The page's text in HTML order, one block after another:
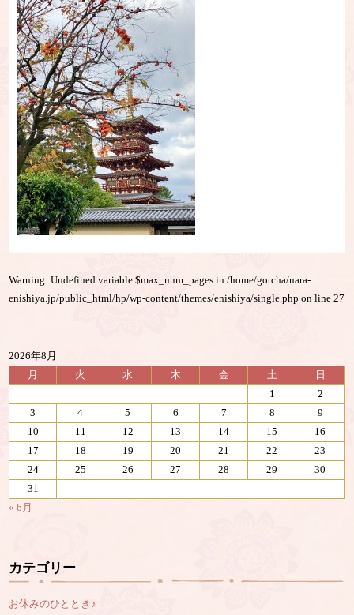
Warning: Undefined variable $max_num_pages in/home/gotcha/nara-
enishiya.jp/public_html/hp/wp-content/themes/enishiya/single.php on line27
2026年8月
月
火 水 木 金 土
日
1
2
3
4 5 6 7 8
9
10
11 12 13 14 15
16
17
18 19 20 21 22
23
24
25 26 27 28 29
30
31
« 6月
カテゴリー
お休みのひととき♪